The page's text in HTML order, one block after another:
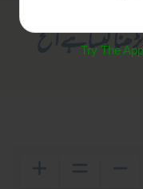
Try The App